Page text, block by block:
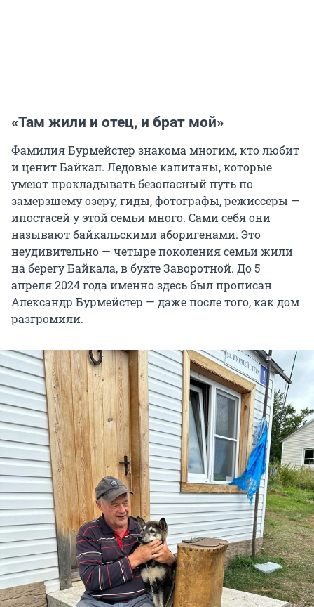
«Там жили и отец, и брат мой»
Фамилия Бурмейстер знакома многим, кто любит
и ценит Байкал. Ледовые капитаны, которые
умеют прокладывать безопасный путь по
замерзшему озеру, гиды, фотографы, режиссеры —
ипостасей у этой семьи много. Сами себя они
называют байкальскими аборигенами. Это
неудивительно — четыре поколения семьи жили
на берегу Байкала, в бухте Заворотной. До 5
апреля 2024 года именно здесь был прописан
Александр Бурмейстер — даже после того, как дом
разгромили.